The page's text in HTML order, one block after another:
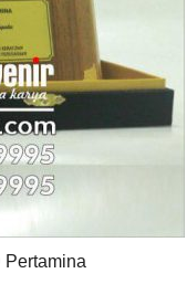
Pertamina